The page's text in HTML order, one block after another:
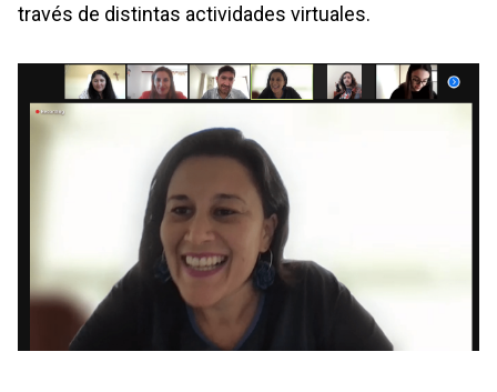
través de distintas actividades virtuales.